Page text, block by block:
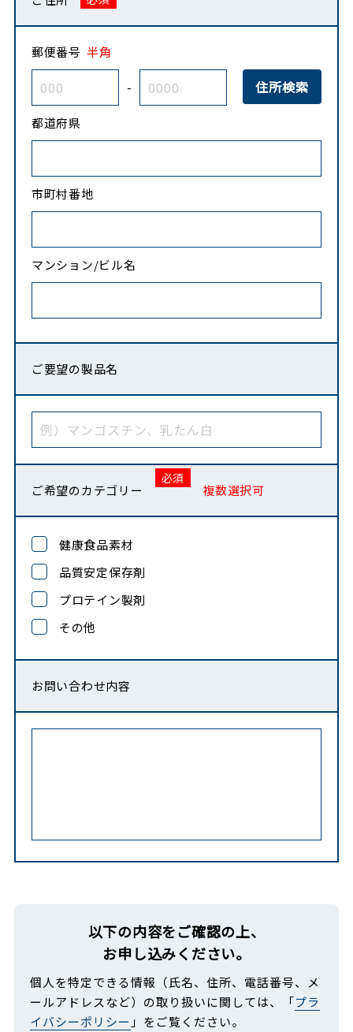
郵便番号 半角
-
都道府県
市町村番地
マンション/ビル名
ご要望の製品名
ご希望のカテゴリー 複数選択可
健康食品素材
品質安定保存剤
プロテイン製剤
その他
お問い合わせ内容
以下の内容をご確認の上、
お申し込みください。
個人を特定できる情報（氏名、住所、電話番号、メ
ールアドレスなど）の取り扱いに関しては、「プラ
イバシーポリシー 」をご覧ください。